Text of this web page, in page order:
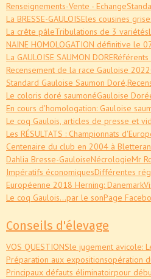
Renseignements-Vente - Echange
La BRESSE-GAULOISEles cousines
La crête pâleTribulations de 3 variétés
NAINE HOMOLOGATION définitive le
La GAULOISE SAUMON DORE
Recensement de la race Gauloise 2022
Standard Gauloise Saumon Doré,
Le coloris doré saumonéGauloise
En cours d'homologation: Gauloise
Le coq Gaulois, articles de presse et
Les RÉSULTATS : Championnats
Centenaire du club en 2004 à
Dahlia Bresse-GauloiseNécrologieMr
Impératifs économiquesDifférentes
Européenne 2018 Herning: Danemark
Le coq Gaulois...par le sonPage
Conseils d'élevage
VOS QUESTIONSle jugement avicole:
Préparation aux expositionsopération
Principaux défauts éliminatoirpour